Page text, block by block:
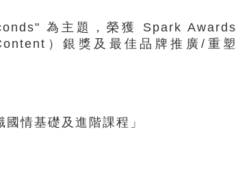
為主題，榮獲 Spark Awards
）銀獎及最佳品牌推廣/重塑
情基礎及進階課程」